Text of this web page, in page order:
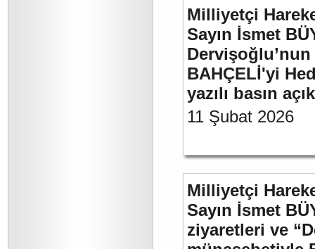
Milliyetçi
Sayın İsmet
Dervişoğlu’nun
BAHÇELİ'yi
yazılı basın
11 Şubat 2026
Milliyetçi
Sayın İsmet
ziyaretleri ve